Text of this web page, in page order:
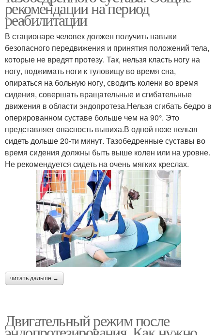
рекомендации на период
реабилитации
В стационаре человек должен получить навыки
безопасного передвижения и принятия положений тела,
которые не вредят протезу. Так, нельзя класть ногу на
ногу, поджимать ноги к туловищу во время сна,
опираться на больную ногу, сводить колени во время
сидения, совершать вращательные и сгибательные
движения в области эндопротеза.Нельзя сгибать бедро в
оперированном суставе больше чем на 90°. Это
представляет опасность вывиха.В одной позе нельзя
сидеть дольше 20-ти минут. Тазобедренные суставы во
время сидения должны быть выше колен или на уровне.
Не рекомендуется сидеть на очень мягких креслах.
читать дальше →
Двигательный режим после